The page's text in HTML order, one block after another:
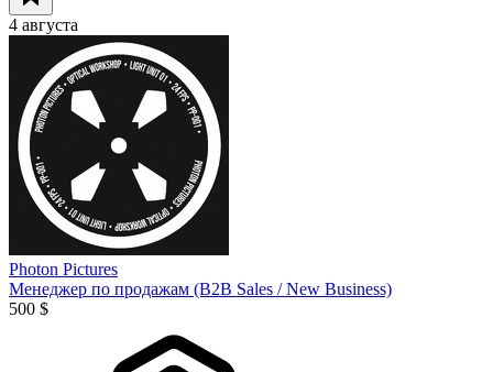
4 августа
Photon Pictures
Менеджер по продажам (B2B Sales / New Business)
500 $